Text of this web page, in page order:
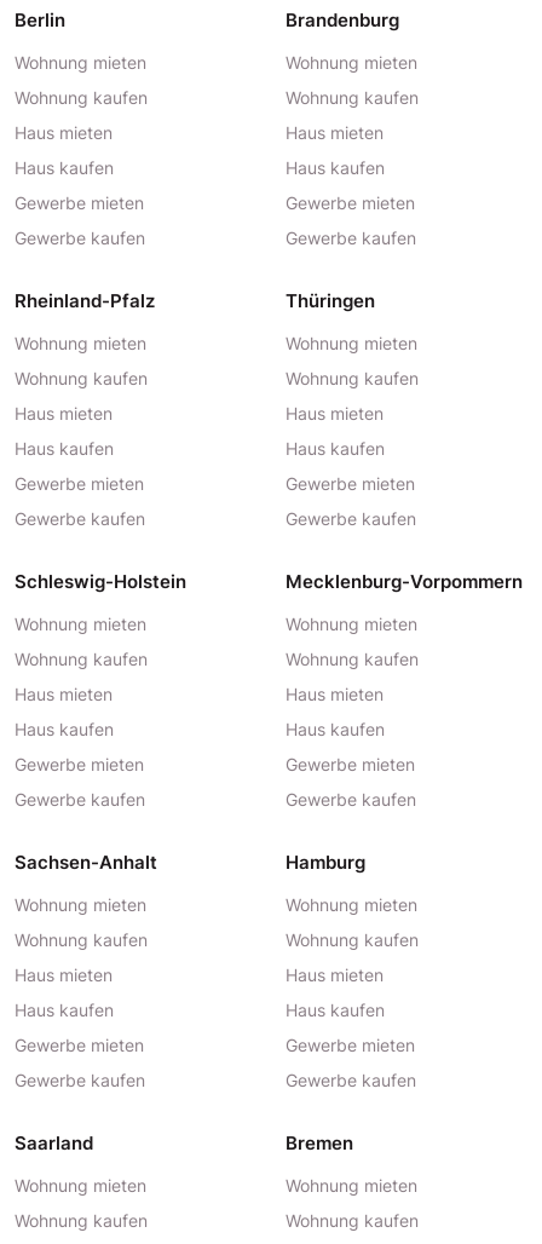
Berlin
Wohnung mieten
Wohnung kaufen
Haus mieten
Haus kaufen
Gewerbe mieten
Gewerbe kaufen
Brandenburg
Wohnung mieten
Wohnung kaufen
Haus mieten
Haus kaufen
Gewerbe mieten
Gewerbe kaufen
Rheinland-Pfalz
Wohnung mieten
Wohnung kaufen
Haus mieten
Haus kaufen
Gewerbe mieten
Gewerbe kaufen
Thüringen
Wohnung mieten
Wohnung kaufen
Haus mieten
Haus kaufen
Gewerbe mieten
Gewerbe kaufen
Schleswig-Holstein
Wohnung mieten
Wohnung kaufen
Haus mieten
Haus kaufen
Gewerbe mieten
Gewerbe kaufen
Mecklenburg-Vorpommern
Wohnung mieten
Wohnung kaufen
Haus mieten
Haus kaufen
Gewerbe mieten
Gewerbe kaufen
Sachsen-Anhalt
Wohnung mieten
Wohnung kaufen
Haus mieten
Haus kaufen
Gewerbe mieten
Gewerbe kaufen
Hamburg
Wohnung mieten
Wohnung kaufen
Haus mieten
Haus kaufen
Gewerbe mieten
Gewerbe kaufen
Saarland
Wohnung mieten
Wohnung kaufen
Bremen
Wohnung mieten
Wohnung kaufen